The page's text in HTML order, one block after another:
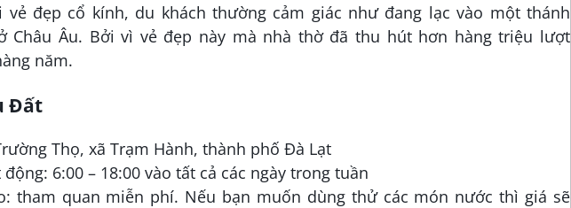
vẻ đẹp cổ kính, du khách thường cảm giác như đang lạc vào một thánh
Châu Âu. Bởi vì vẻ đẹp này mà nhà thờ đã thu hút hơn hàng triệu lượt
năm.
Đất
Thọ, xã Trạm Hành, thành phố Đà Lạt
6:00 – 18:00 vào tất cả các ngày trong tuần
tham quan miễn phí. Nếu bạn muốn dùng thử các món nước thì giá sẽ